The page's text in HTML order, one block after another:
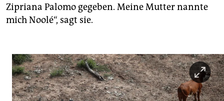
Zipria­na Palomo gegeben. Meine Mutter nannte
mich Noolé“, sagt sie.